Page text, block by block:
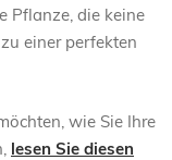
Pflanze, die keine
einer perfekten
wie Sie Ihre
lesen Sie diesen